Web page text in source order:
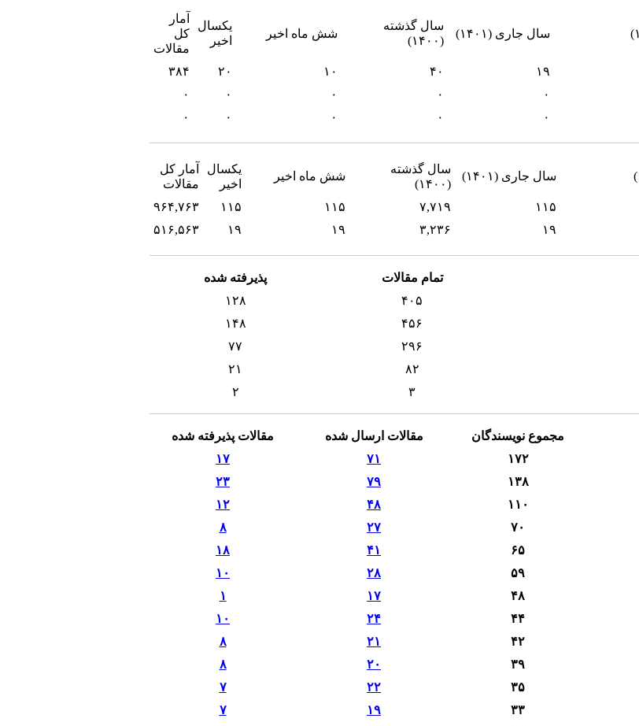
سال جاری (۱۴۰۱)
سال گذشته
(۱۴۰۰)
شش ماه اخیر
یکسال
اخیر
آمار
کل
مقالات
۱۹ ۴۰ ۱۰ ۲۰
۳۸۴
۰ ۰ ۰ ۰
۰
۰ ۰ ۰ ۰ ۰
سال جاری (۱۴۰۱)
سال گذشته
(۱۴۰۰)
شش ماه اخیر
یکسال
اخیر
آمار کل
مقالات
۱۱۵ ۷,۷۱۹ ۱۱۵ ۱۱۵
۹۶۴,۷۶۳
۱۹ ۳,۲۳۶ ۱۹ ۱۹ ۵۱۶,۵۶۳
تمام مقالات
پذیرفته شده
۴۰۵
۱۲۸
۴۵۶
۱۴۸
۲۹۶
۷۷
۸۲
۲۱
۳ ۲
مجموع نویسندگان مقالات ارسال شده
مقالات پذیرفته شده
۱۷۲ ۷۱
۱۷
۱۳۸ ۷۹
۲۳
۱۱۰ ۴۸
۱۲
۷۰ ۲۷
۸
۶۵ ۴۱
۱۸
۵۹ ۲۸
۱۰
۴۸ ۱۷
۱
۴۴ ۲۴
۱۰
۴۲ ۲۱
۸
۳۹ ۲۰
۸
۳۵ ۲۲
۷
۳۳ ۱۹
۷